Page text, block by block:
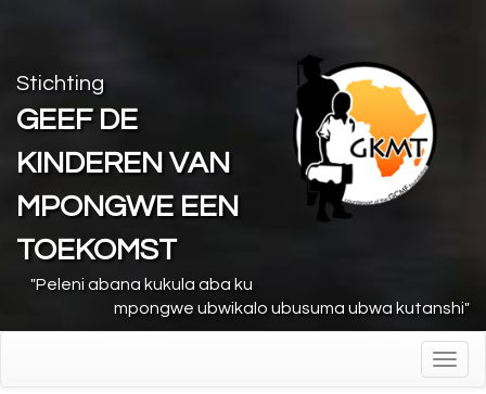
Stichting
GEEF DE
KINDEREN VAN
MPONGWE EEN
TOEKOMST
"Peleni abana kukula aba ku
mpongwe ubwikalo ubusuma ubwa kutanshi"